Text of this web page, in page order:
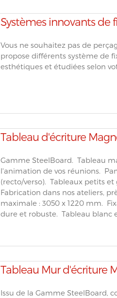
Systèmes innovants de
Vous ne souhaitez pas de
propose différents système de
esthétiques et étudiées selon
Tableau d'écriture
Gamme SteelBoard. Tableau
l'animation de vos réunions.
(recto/verso). Tableaux petits
Fabrication dans nos ateliers,
maximale : 3050 x 1220 mm.
dure et robuste. Tableau blanc
Tableau Mur d'écriture
Issu de la Gamme SteelBoard,